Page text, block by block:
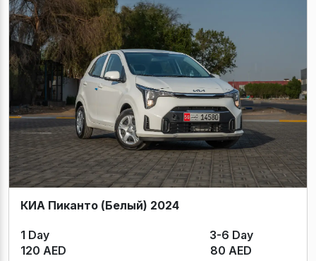
КИА Пиканто (Белый) 2024
1 Day
3-6 Day
120 AED
80 AED